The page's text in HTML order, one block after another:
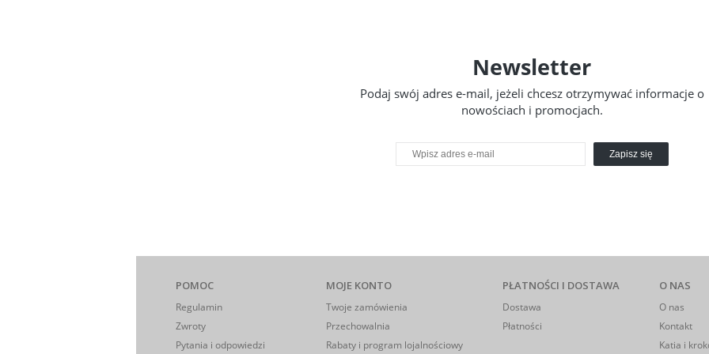
Newsletter
Podaj swój adres e-mail, jeżeli chcesz otrzymywać informacje o
nowościach i promocjach.
Zapisz się
POMOC
Regulamin
Zwroty
Pytania i odpowiedzi
MOJE KONTO
Twoje zamówienia
Przechowalnia
Rabaty i program lojalnościowy
PŁATNOŚCI I DOSTAWA
Dostawa
Płatności
O NAS
O nas
Kontakt
Katia i